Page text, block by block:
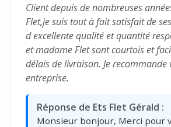
Client depuis de nombreuses
Flet,je suis tout à fait satisfait de
d excellente qualité et quantité
et madame Flet sont courtois et
délais de livraison. Je recommande
entreprise.
Réponse de Ets Flet Gérald :
Monsieur bonjour, Merci pour